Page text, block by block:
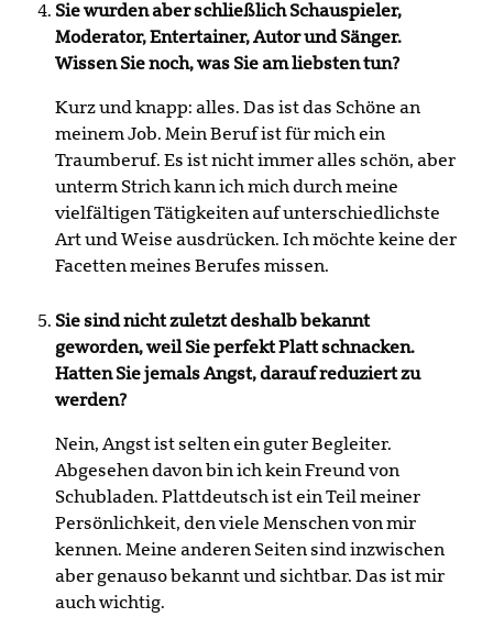
Sie wurden aber schließlich Schauspieler,
Moderator, Entertainer, Autor und Sänger.
Wissen Sie noch, was Sie am liebsten tun?
Kurz und knapp: alles. Das ist das Schöne an
meinem Job. Mein Beruf ist für mich ein
Traumberuf. Es ist nicht immer alles schön, aber
unterm Strich kann ich mich durch meine
vielfältigen Tätigkeiten auf unterschiedlichste
Art und Weise ausdrücken. Ich möchte keine der
Facetten meines Berufes missen.
Sie sind nicht zuletzt deshalb bekannt
geworden, weil Sie perfekt Platt schnacken.
Hatten Sie jemals Angst, darauf reduziert zu
werden?
Nein, Angst ist selten ein guter Begleiter.
Abgesehen davon bin ich kein Freund von
Schubladen. Plattdeutsch ist ein Teil meiner
Persönlichkeit, den viele Menschen von mir
kennen. Meine anderen Seiten sind inzwischen
aber genauso bekannt und sichtbar. Das ist mir
auch wichtig.